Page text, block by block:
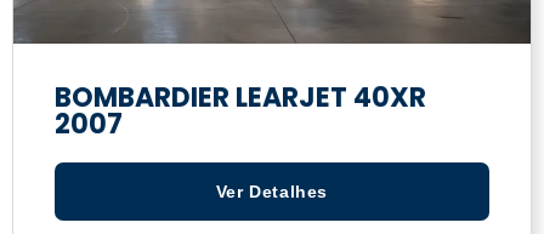
BOMBARDIER LEARJET 40XR
2007
Ver Detalhes